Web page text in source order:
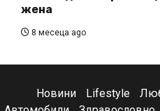
жена
8 месеца ago
Новини Lifestyle